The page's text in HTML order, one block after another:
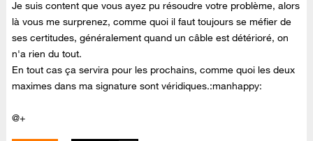
Je suis content que vous ayez pu résoudre votre problème, alors
là vous me surprenez, comme quoi il faut toujours se méfier de
ses certitudes, généralement quand un câble est détérioré, on
n'a rien du tout.
En tout cas ça servira pour les prochains, comme quoi les deux
maximes dans ma signature sont véridiques.:manhappy:
@+